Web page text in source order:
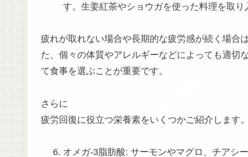
す。生姜紅茶やショウガを使った料理を取り
疲れが取れない場合や長期的な疲労感が続く場合
た、個々の体質やアレルギーなどによっても適切
て食事を選ぶことが重要です。
さらに
疲労回復に役立つ栄養素をいくつかご紹介します。
オメガ-3脂肪酸: サーモンやマグロ、チアシ